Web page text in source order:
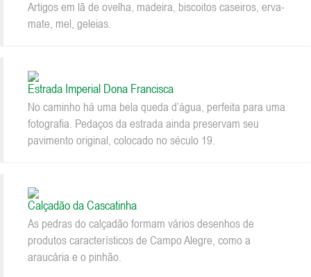
Artigos em lã de ovelha, madeira, biscoitos caseiros, erva-
mate, mel, geleias.
Estrada Imperial Dona Francisca
No caminho há uma bela queda d’água, perfeita para uma
fotografia. Pedaços da estrada ainda preservam seu
pavimento original, colocado no século 19.
Calçadão da Cascatinha
As pedras do calçadão formam vários desenhos de
produtos característicos de Campo Alegre, como a
araucária e o pinhão.